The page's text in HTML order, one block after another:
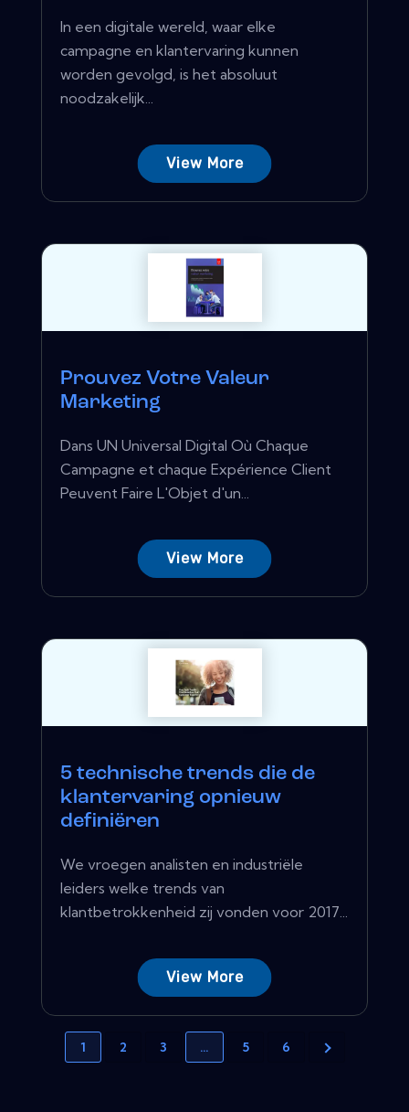
In een digitale wereld, waar elke
campagne en klantervaring kunnen
worden gevolgd, is het absoluut
noodzakelijk...
View More
Prouvez Votre Valeur
Marketing
Dans UN Universal Digital Où Chaque
Campagne et chaque Expérience Client
Peuvent Faire L'Objet d'un...
View More
5 technische trends die de
klantervaring opnieuw
definiëren
We vroegen analisten en industriële
leiders welke trends van
klantbetrokkenheid zij vonden voor 2017...
View More
1 2 3 … 5 6